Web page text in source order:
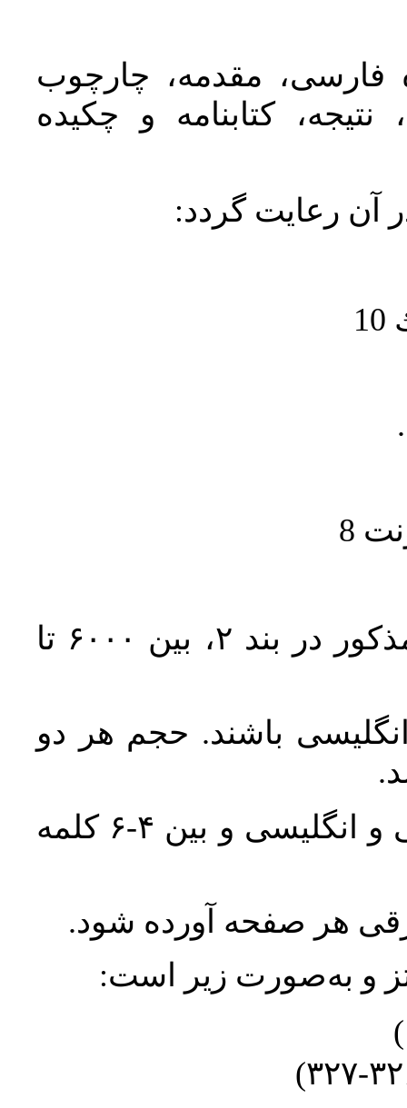
فارسی، مقدمه، چارچوب
کتابنامه و چکیده
آن رعايت گردد:
حجم کل مقاله با احتساب تمام بخش‌های مذکور در بند ۲، بین ۶۰۰۰ تا
باشند. حجم هر دو
واژگان کلیدی بلافاصله پس از چکیده فارسی و انگلیسی و بین ۴-۶ کلمه
هر صفحه آورده شود.
و به‌صورت زیر است: